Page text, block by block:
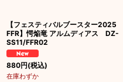
【フェスティバルブースター2025
FFR】愕焔竜 アルムディアス DZ-
SS11/FFR02
880円(税込)
在庫わずか